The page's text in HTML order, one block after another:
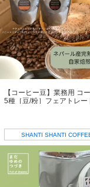
【コーヒー豆】業務用 コ
5種［豆/粉］フェアトレー
SHANTI SHANTI